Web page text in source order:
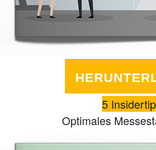
5
Optimales